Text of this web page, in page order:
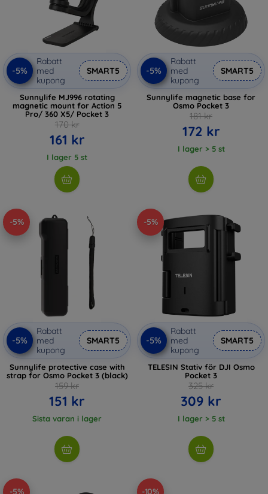
-5%
Rabatt
med
kupong
SMART5
Sunnylife MJ996 rotating
magnetic mount for Action 5
Pro/ 360 X5/ Pocket 3
170 kr
161 kr
I lager 5 st
-5%
Rabatt
med
kupong
SMART5
Sunnylife magnetic base for
Osmo Pocket 3
181 kr
172 kr
I lager > 5 st
-5%
-5%
Rabatt
med
kupong
SMART5
Sunnylife protective case with
strap for Osmo Pocket 3 (black)
159 kr
151 kr
Sista varan i lager
-5%
-5%
Rabatt
med
kupong
SMART5
TELESIN Stativ för DJI Osmo
Pocket 3
325 kr
309 kr
I lager > 5 st
-5% -10%